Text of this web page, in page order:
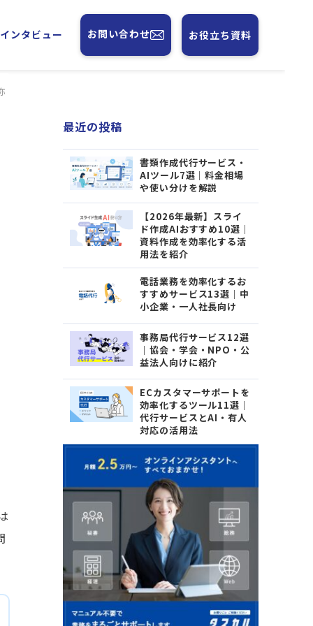
ンタビュー お問い合わせ お役立ち資料
最近の投稿
書類作成代行サービス・
AIツール7選｜料金相場
や使い分けを解説
【2026年最新】スライ
ド作成AIおすすめ10選｜
資料作成を効率化する活
用法を紹介
電話業務を効率化するお
すすめサービス13選｜中
小企業・一人社長向け
事務局代行サービス12選
｜協会・学会・NPO・公
益法人向けに紹介
ECカスタマーサポートを
効率化するツール11選｜
代行サービスとAI・有人
対応の活用法